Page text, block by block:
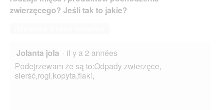
zwierzęcego? Jeśli tak to jakie?
Jolanta jola · il y a 2 années
Podejrzewam że są to:Odpady zwierzęce,
sierść,rogi,kopyta,flaki,